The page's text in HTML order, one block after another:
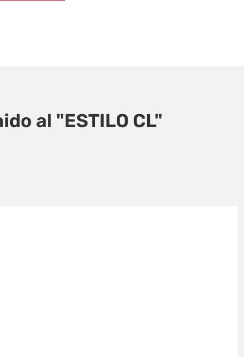
al "ESTILO CL"